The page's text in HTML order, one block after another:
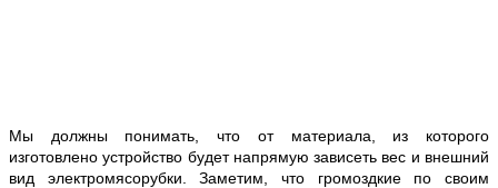
Мы должны понимать, что от материала, из которого
изготовлено устройство будет напрямую зависеть вес и внешний
вид электромясорубки. Заметим, что громоздкие по своим